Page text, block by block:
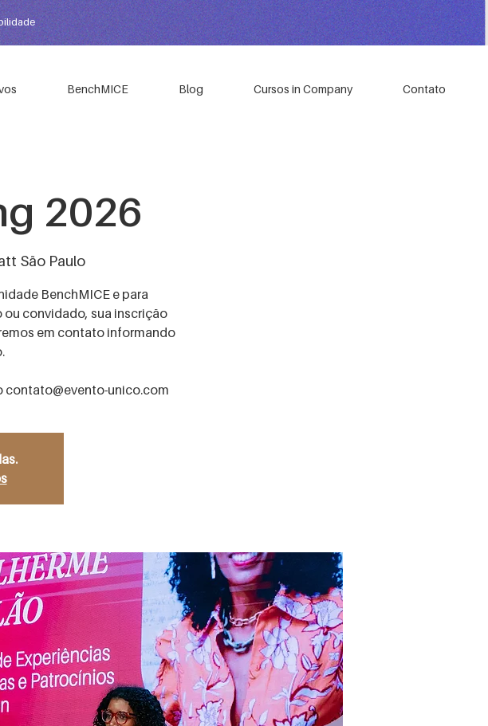
BenchMICE Blog Cursos in Company Contato
2026
São Paulo
BenchMICE e para
ou convidado, sua inscrição
em contato informando
contato@evento-unico.com